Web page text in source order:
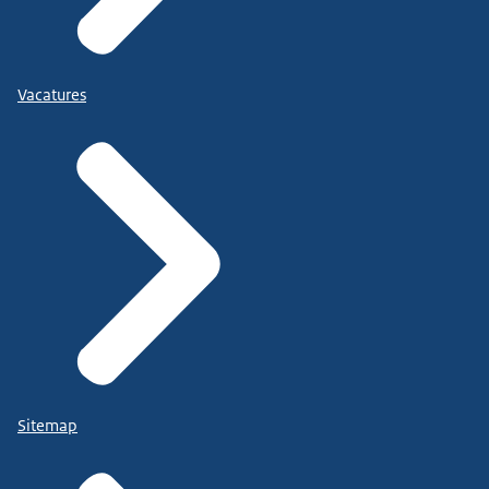
Vacatures
Sitemap